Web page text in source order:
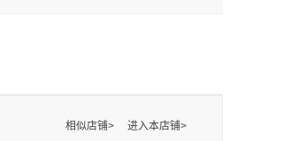
相似店铺> 进入本店铺>